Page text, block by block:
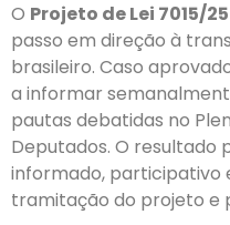
O Projeto de Lei 7015/25
passo em direção à
brasileiro. Caso
a informar
pautas debatidas no
Deputados. O resultado
informado, participativo
tramitação do projeto e